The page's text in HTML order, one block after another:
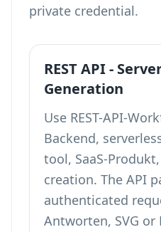
private credential.
REST API -
Generation
Use REST-API-
Backend,
tool, SaaS-
creation. The API
authenticated
Antworten, SVG or